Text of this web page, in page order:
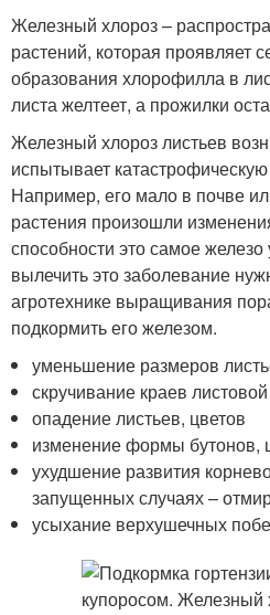
Железный хлороз –
растений, которая проявляет
образования хлорофилла в
листа желтеет, а прожилки
Железный хлороз листьев
испытывает
Например, его мало в почве
растения произошли
способности это самое
вылечить это заболевание
агротехнике выращивания
подкормить его железом.
уменьшение размеров
скручивание краев
опадение листьев, цветов
изменение формы бутонов,
ухудшение развития
запущенных случаях –
усыхание верхушечных